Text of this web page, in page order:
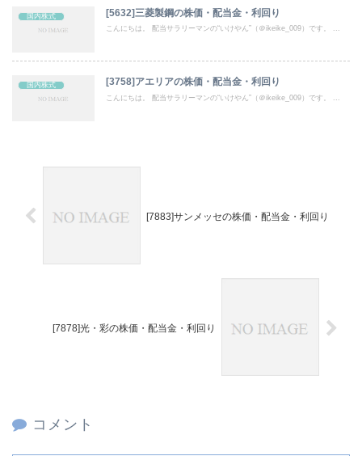
国内株式 [5632]三菱製鋼の株価・配当金・利回り
こんにちは。 配当サラリーマンの“いけやん”（＠ikeike_009）です。 ...
国内株式 [3758]アエリアの株価・配当金・利回り
こんにちは。 配当サラリーマンの“いけやん”（＠ikeike_009）です。 ...
[7883]サンメッセの株価・配当金・利回り
[7878]光・彩の株価・配当金・利回り
コメント